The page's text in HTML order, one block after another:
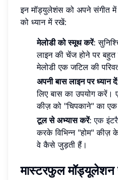
इन मॉड्युलेशंस को अपने संगीत
को ध्यान में रखें:
मेलोडी को स्मूथ करें:
लाइन की चेंज होने पर
मेलोडी एक जटिल की
अपनी बास लाइन पर ध्यान दें
लिए बास का उपयोग करें।
कीज़ को "चिपकाने" का एक
टूल से अभ्यास करें:एक
करके विभिन्न "होम"
वे कैसे जुड़ती हैं।
मास्टरफुल मॉड्यूलेशन